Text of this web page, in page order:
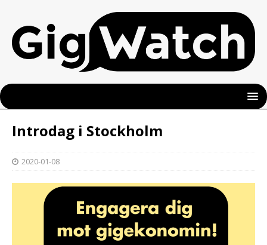
Introdag i Stockholm
2020-01-08